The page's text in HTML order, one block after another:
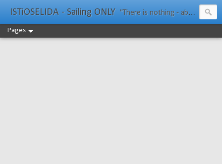
ISTiOSELIDA - Sailing ONLY "There is nothing - absolutely nothing - half so much worth doing as simply messing about in boats." Water Rat, Kenneth Grahame
Pages